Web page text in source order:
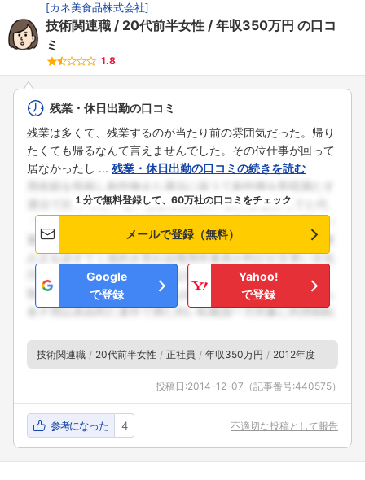
[カネ美食品株式会社]
技術関連職 20代前半女性 年収350万円 の口コ
ミ
1.8
残業・休日出勤の口コミ
残業は多くて、残業するのが当たり前の雰囲気だった。帰り
たくても帰るなんて言えませんでした。その位仕事が回って
居なかったし ... 残業・休日出勤の口コミの続きを読む
１分で無料登録して、60万社の口コミをチェック
メールで登録（無料）
Google
で登録
Yahoo!
で登録
技術関連職 20代前半女性 正社員 年収350万円 2012年度
投稿日:2014-12-07 （記事番号:440575）
参考になった 4 不適切な投稿として報告